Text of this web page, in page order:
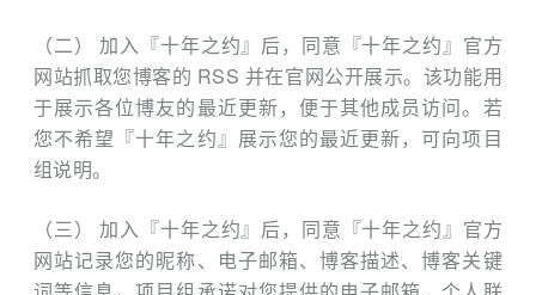
（二） 加入『十年之约』后，同意『十年之约』官方
网站抓取您博客的 RSS 并在官网公开展示。该功能用
于展示各位博友的最近更新，便于其他成员访问。若
您不希望『十年之约』展示您的最近更新，可向项目
组说明。
（三） 加入『十年之约』后，同意『十年之约』官方
网站记录您的昵称、电子邮箱、博客描述、博客关键